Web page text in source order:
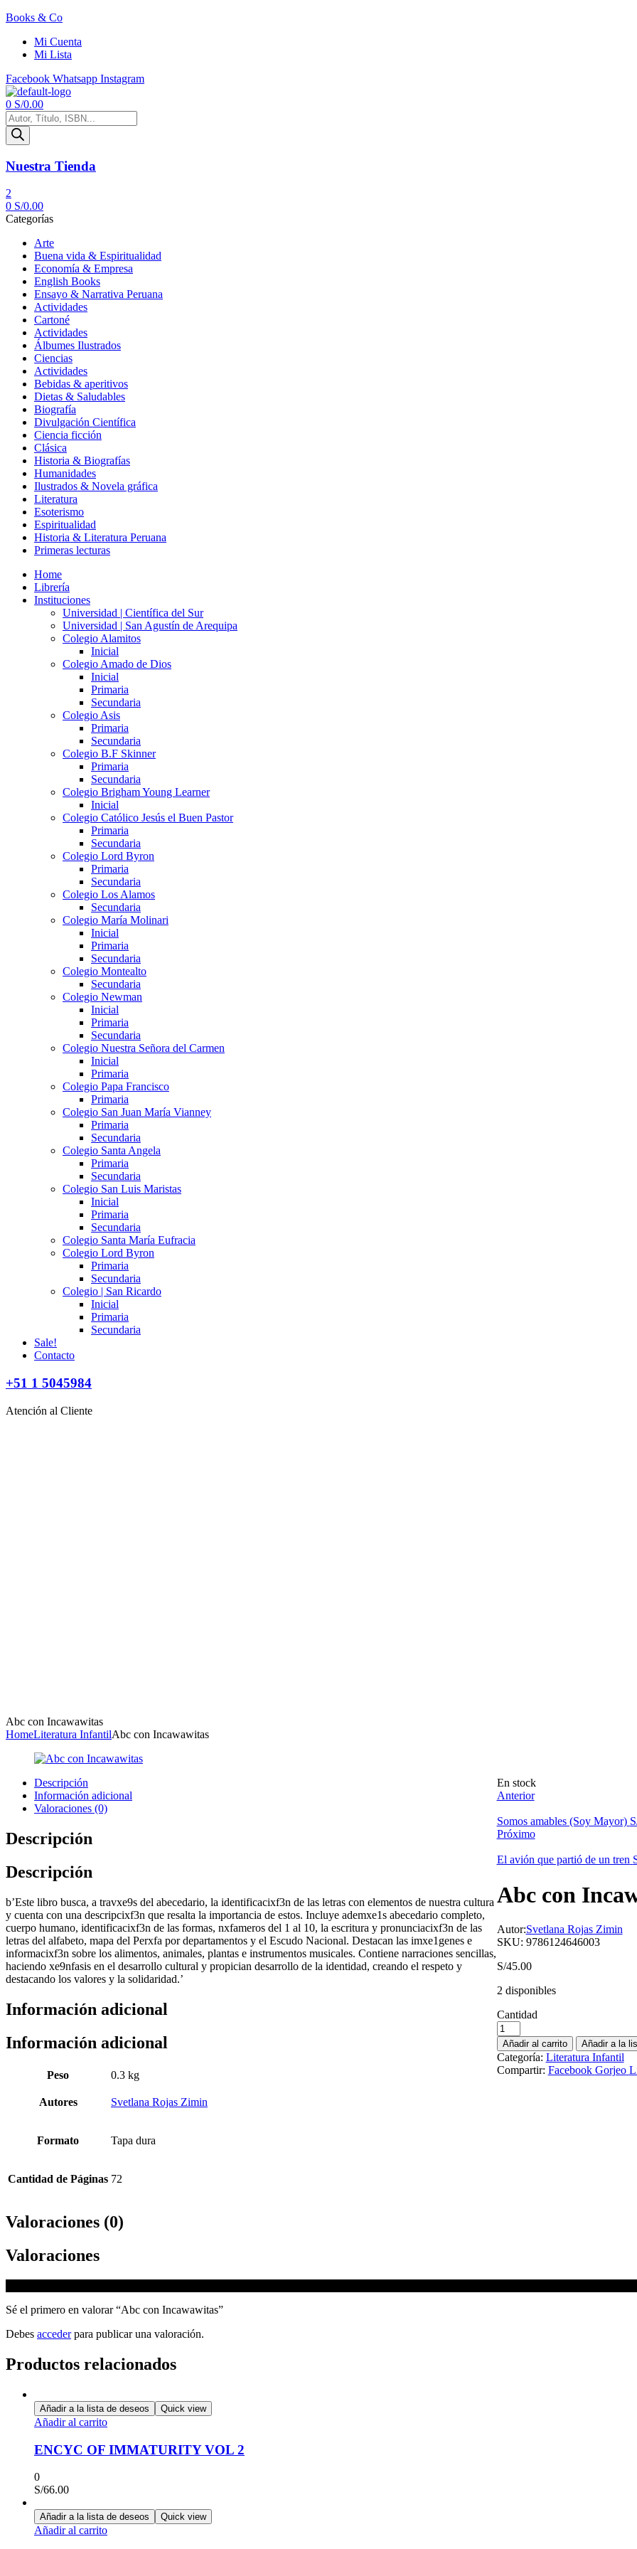
Books & Co
Mi Cuenta
Mi Lista
Facebook Whatsapp Instagram
Menú
0 S/0.00
Búsqueda
de
productos
Nuestra Tienda
2
0 S/0.00
Categorías
Arte
Buena vida & Espiritualidad
Economía & Empresa
English Books
Ensayo & Narrativa Peruana
Actividades
Cartoné
Actividades
Álbumes Ilustrados
Ciencias
Actividades
Bebidas & aperitivos
Dietas & Saludables
Biografía
Divulgación Científica
Ciencia ficción
Clásica
Historia & Biografías
Humanidades
Ilustrados & Novela gráfica
Literatura
Esoterismo
Espiritualidad
Historia & Literatura Peruana
Primeras lecturas
Home
Librería
Instituciones
Universidad | Científica del Sur
Universidad | San Agustín de Arequipa
Colegio Alamitos
Inicial
Colegio Amado de Dios
Inicial
Primaria
Secundaria
Colegio Asis
Primaria
Secundaria
Colegio B.F Skinner
Primaria
Secundaria
Colegio Brigham Young Learner
Inicial
Colegio Católico Jesús el Buen Pastor
Primaria
Secundaria
Colegio Lord Byron
Primaria
Secundaria
Colegio Los Alamos
Secundaria
Colegio María Molinari
Inicial
Primaria
Secundaria
Colegio Montealto
Secundaria
Colegio Newman
Inicial
Primaria
Secundaria
Colegio Nuestra Señora del Carmen
Inicial
Primaria
Colegio Papa Francisco
Primaria
Colegio San Juan María Vianney
Primaria
Secundaria
Colegio Santa Angela
Primaria
Secundaria
Colegio San Luis Maristas
Inicial
Primaria
Secundaria
Colegio Santa María Eufracia
Colegio Lord Byron
Primaria
Secundaria
Colegio | San Ricardo
Inicial
Primaria
Secundaria
Sale!
Contacto
+51 1 5045984
Atención al Cliente
Abc con Incawawitas
HomeLiteratura InfantilAbc con Incawawitas
Disponibilidad:
En stock
Anterior
Somos amables (Soy Mayor)
Próximo
El avión que partió de un tren
Abc con
Autor:Svetlana Rojas Zimin
SKU: 9786124646003
S/45.00
2 disponibles
Cantidad
Añadir al carrito Añadir a la
Categoría: Literatura Infantil
Compartir: Facebook Gorjeo
Descripción
Información adicional
Valoraciones (0)
Descripción
Descripción
b’Este libro busca, a travxe9s del abecedario, la identificacixf3n de las letras con elementos de nuestra cultura
y cuenta con una descripcixf3n que resalta la importancia de estos. Incluye ademxe1s abecedario completo,
cuerpo humano, identificacixf3n de las formas, nxfameros del 1 al 10, la escritura y pronunciacixf3n de las
letras del alfabeto, mapa del Perxfa por departamentos y el Escudo Nacional. Destacan las imxe1genes e
informacixf3n sobre los alimentos, animales, plantas e instrumentos musicales. Contiene narraciones sencillas,
haciendo xe9nfasis en el desarrollo cultural y propician desarrollo de la identidad, creando el respeto y
destacando los valores y la solidaridad.’
Información adicional
Información adicional
Peso 0.3 kg
Autores Svetlana Rojas Zimin
Formato Tapa dura
Cantidad de Páginas 72
Valoraciones (0)
Valoraciones
Sé el primero en valorar “Abc con Incawawitas”
Debes accederpara publicar una valoración.
Productos relacionados
Añadir a la lista de deseos Quick view
Añadir al carrito
ENCYC OF IMMATURITY VOL 2
0
S/66.00
Añadir a la lista de deseos Quick view
Añadir al carrito